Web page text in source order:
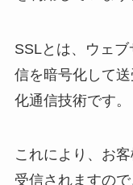
SSLとは、ウェ
信を暗号化して
化通信技術です。
これにより、お
受信されますの